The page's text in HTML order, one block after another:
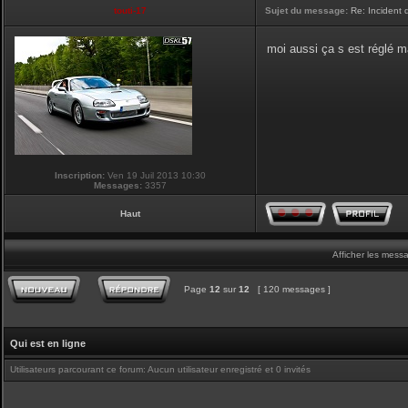
touti-17 Sujet du message: Re: Incident
Inscription: Ven 19 Juil 2013 10:30
Messages: 3357
moi aussi ça s est réglé
Haut
Afficher les
Page 12 sur 12 [ 120 messages ]
Qui est en ligne
Utilisateurs parcourant ce forum: Aucun utilisateur enregistré et 0 invités